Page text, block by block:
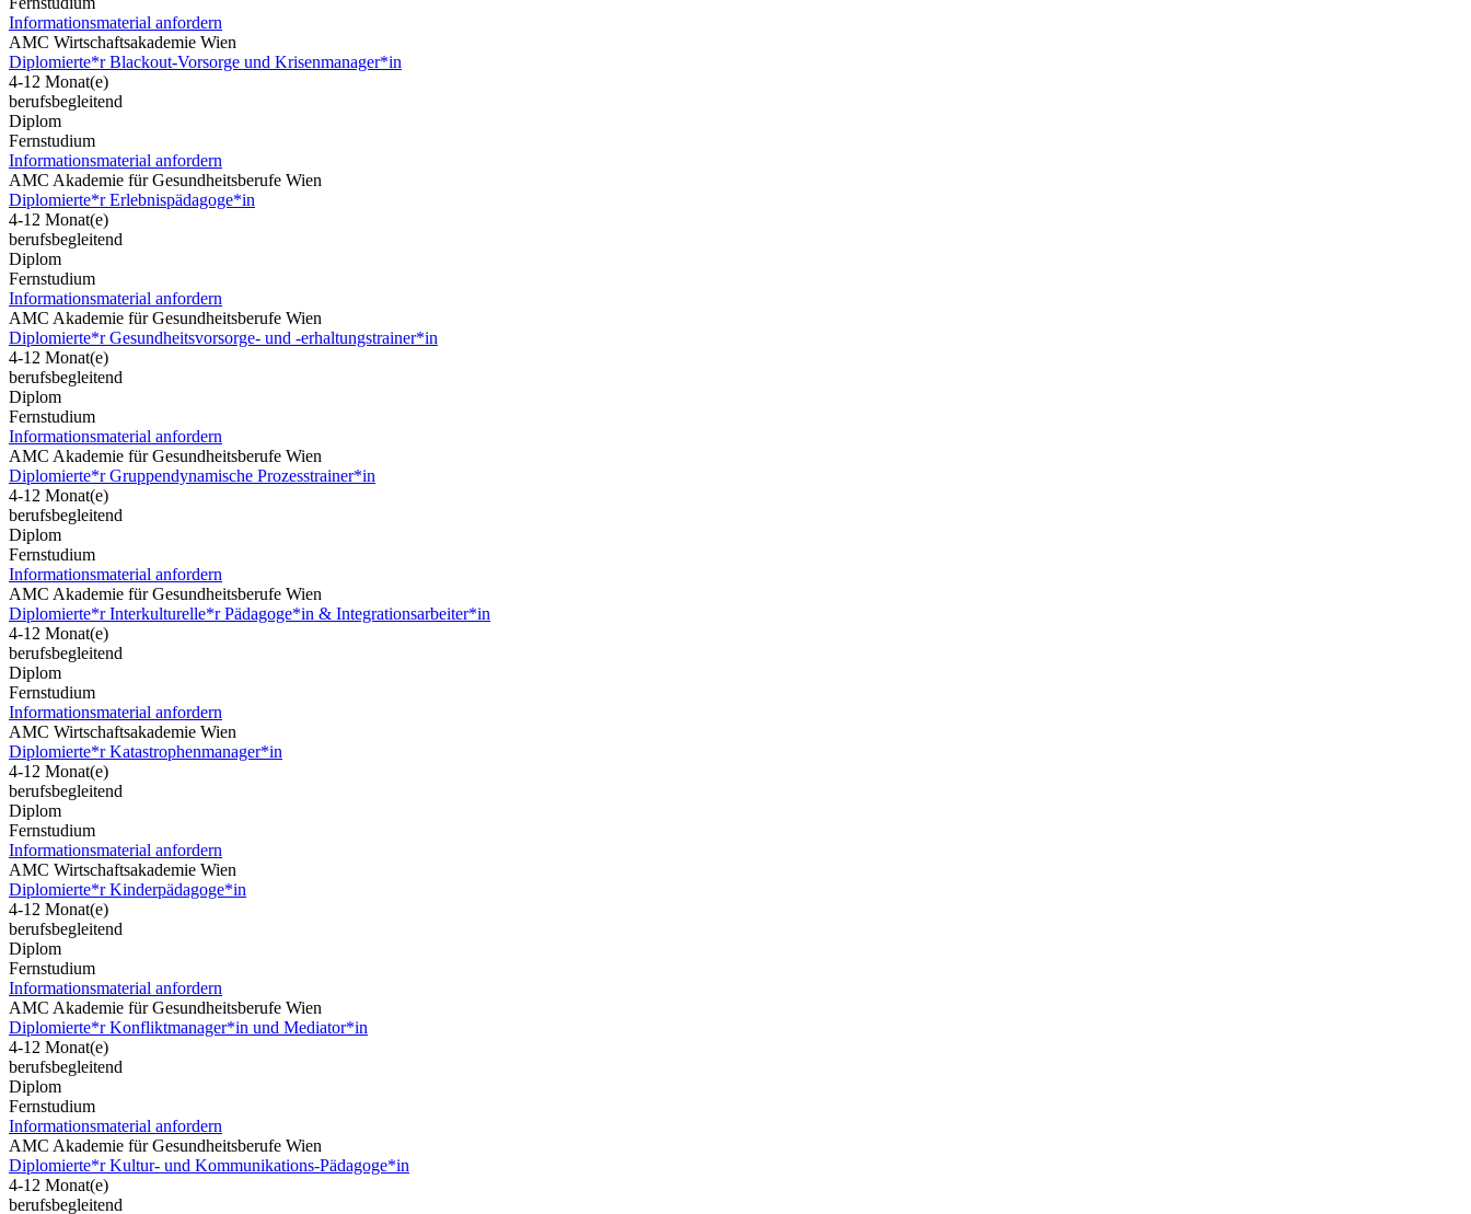
Informationsmaterial anfordern
AMC Wirtschaftsakademie Wien
Diplomierte*r Blackout-Vorsorge und Krisenmanager*in
4-12 Monat(e)
berufsbegleitend
Diplom
Fernstudium
Informationsmaterial anfordern
AMC Akademie für Gesundheitsberufe Wien
Diplomierte*r Erlebnispädagoge*in
4-12 Monat(e)
berufsbegleitend
Diplom
Fernstudium
Informationsmaterial anfordern
AMC Akademie für Gesundheitsberufe Wien
Diplomierte*r Gesundheitsvorsorge- und -erhaltungstrainer*in
4-12 Monat(e)
berufsbegleitend
Diplom
Fernstudium
Informationsmaterial anfordern
AMC Akademie für Gesundheitsberufe Wien
Diplomierte*r Gruppendynamische Prozesstrainer*in
4-12 Monat(e)
berufsbegleitend
Diplom
Fernstudium
Informationsmaterial anfordern
AMC Akademie für Gesundheitsberufe Wien
Diplomierte*r Interkulturelle*r Pädagoge*in & Integrationsarbeiter*in
4-12 Monat(e)
berufsbegleitend
Diplom
Fernstudium
Informationsmaterial anfordern
AMC Wirtschaftsakademie Wien
Diplomierte*r Katastrophenmanager*in
4-12 Monat(e)
berufsbegleitend
Diplom
Fernstudium
Informationsmaterial anfordern
AMC Wirtschaftsakademie Wien
Diplomierte*r Kinderpädagoge*in
4-12 Monat(e)
berufsbegleitend
Diplom
Fernstudium
Informationsmaterial anfordern
AMC Akademie für Gesundheitsberufe Wien
Diplomierte*r Konfliktmanager*in und Mediator*in
4-12 Monat(e)
berufsbegleitend
Diplom
Fernstudium
Informationsmaterial anfordern
AMC Akademie für Gesundheitsberufe Wien
Diplomierte*r Kultur- und Kommunikations-Pädagoge*in
4-12 Monat(e)
berufsbegleitend